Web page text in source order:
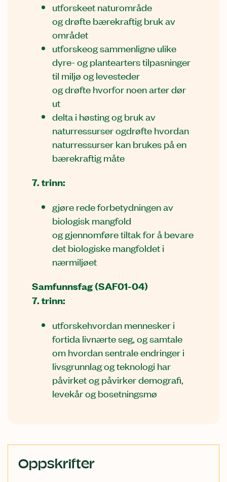
utforskeet naturområde
og drøfte bærekraftig bruk av
området
utforskeog sammenligne ulike
dyre- og plantearters tilpasninger
til miljø og levesteder
og drøfte hvorfor noen arter dør
ut
delta i høsting og bruk av
naturressurser ogdrøfte hvordan
naturressurser kan brukes på en
bærekraftig måte
7. trinn:
gjøre rede forbetydningen av
biologisk mangfold
og gjennomføre tiltak for å bevare
det biologiske mangfoldet i
nærmiljøet
Samfunnsfag (SAF01-04)
7. trinn:
utforskehvordan mennesker i
fortida livnærte seg, og samtale
om hvordan sentrale endringer i
livsgrunnlag og teknologi har
påvirket og påvirker demografi,
levekår og bosetningsmø
innhold
Oppskrifter